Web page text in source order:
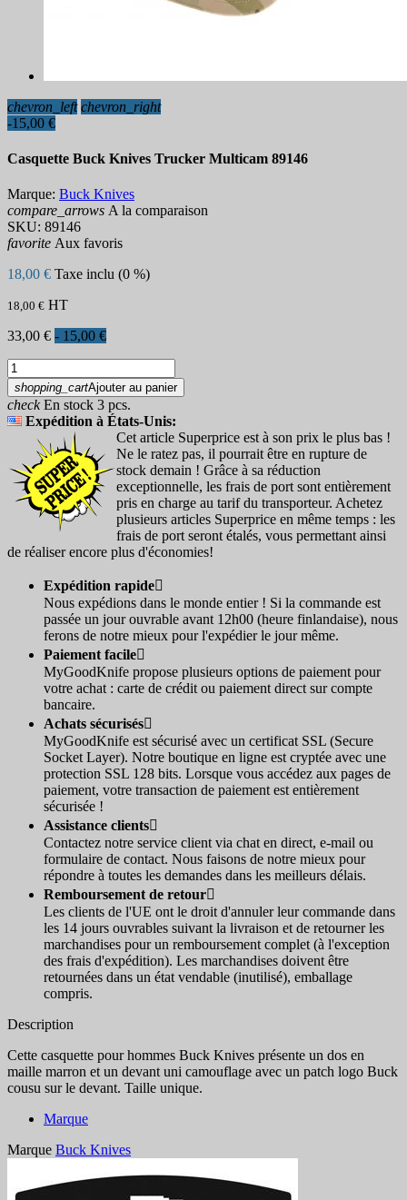
chevron_left chevron_right
-15,00 €
Casquette Buck Knives Trucker Multicam 89146
Marque: Buck Knives
compare_arrows A la comparaison
SKU: 89146
favorite Aux favoris
18,00 € Taxe inclu (0 %)
18,00 € HT
33,00 € - 15,00 €
shopping_cartAjouter au panier
checkEn stock 3 pcs.
Expédition à États-Unis:
Cet article Superprice est à son prix le plus bas !
Ne le ratez pas, il pourrait être en rupture de
stock demain ! Grâce à sa réduction
exceptionnelle, les frais de port sont entièrement
pris en charge au tarif du transporteur. Achetez
plusieurs articles Superprice en même temps : les
frais de port seront étalés, vous permettant ainsi
de réaliser encore plus d'économies!
Expédition rapide
Nous expédions dans le monde entier ! Si la commande est
passée un jour ouvrable avant 12h00 (heure finlandaise), nous
ferons de notre mieux pour l'expédier le jour même.
Paiement facile
MyGoodKnife propose plusieurs options de paiement pour
votre achat : carte de crédit ou paiement direct sur compte
bancaire.
Achats sécurisés
MyGoodKnife est sécurisé avec un certificat SSL (Secure
Socket Layer). Notre boutique en ligne est cryptée avec une
protection SSL 128 bits. Lorsque vous accédez aux pages de
paiement, votre transaction de paiement est entièrement
sécurisée !
Assistance clients
Contactez notre service client via chat en direct, e-mail ou
formulaire de contact. Nous faisons de notre mieux pour
répondre à toutes les demandes dans les meilleurs délais.
Remboursement de retour
Les clients de l'UE ont le droit d'annuler leur commande dans
les 14 jours ouvrables suivant la livraison et de retourner les
marchandises pour un remboursement complet (à l'exception
des frais d'expédition). Les marchandises doivent être
retournées dans un état vendable (inutilisé), emballage
compris.
Description
Cette casquette pour hommes Buck Knives présente un dos en
maille marron et un devant uni camouflage avec un patch logo Buck
cousu sur le devant. Taille unique.
Marque
Marque Buck Knives